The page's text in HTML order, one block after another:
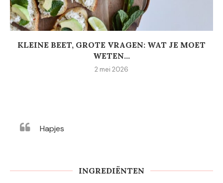
KLEINE BEET, GROTE VRAGEN: WAT JE MOET
WETEN...
2 mei 2026
Hapjes
INGREDIËNTEN